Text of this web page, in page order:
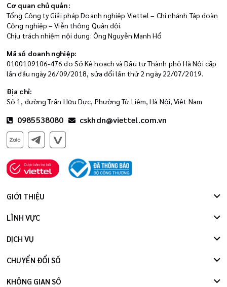
Cơ quan chủ quản:
Tổng Công ty Giải pháp Doanh nghiệp Viettel – Chi nhánh Tập đoàn
Công nghiệp – Viễn thông Quân đội.
Chịu trách nhiệm nội dung: Ông Nguyễn Mạnh Hổ
Mã số doanh nghiệp:
0100109106-476 do Sở Kế hoạch và Đầu tư Thành phố Hà Nội cấp
lần đầu ngày 26/09/2018, sửa đổi lần thứ 2 ngày 22/07/2019.
Địa chỉ:
Số 1, đường Trần Hữu Dực, Phường Từ Liêm, Hà Nội, Việt Nam
0985538080 cskhdn@viettel.com.vn
GIỚI THIỆU
LĨNH VỰC
DỊCH VỤ
CHUYỂN ĐỔI SỐ
KHÔNG GIAN SỐ